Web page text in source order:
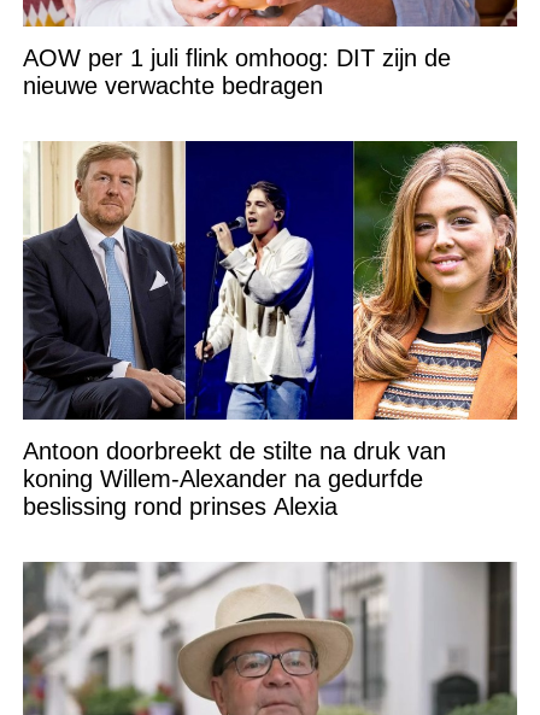
AOW per 1 juli flink omhoog: DIT zijn de
nieuwe verwachte bedragen
Antoon doorbreekt de stilte na druk van
koning Willem-Alexander na gedurfde
beslissing rond prinses Alexia